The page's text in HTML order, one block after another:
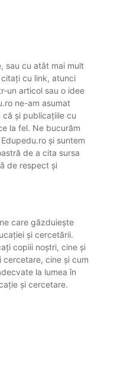
sau cu atât mai mult
cu link, atunci
un articol sau o idee
ne-am asumat
și publicațiile cu
la fel. Ne bucurăm
și suntem
de a cita sursa
de respect și
care găzduiește
și cercetării.
copiii noștri, cine și
cine și cum
la lumea în
și cercetare.